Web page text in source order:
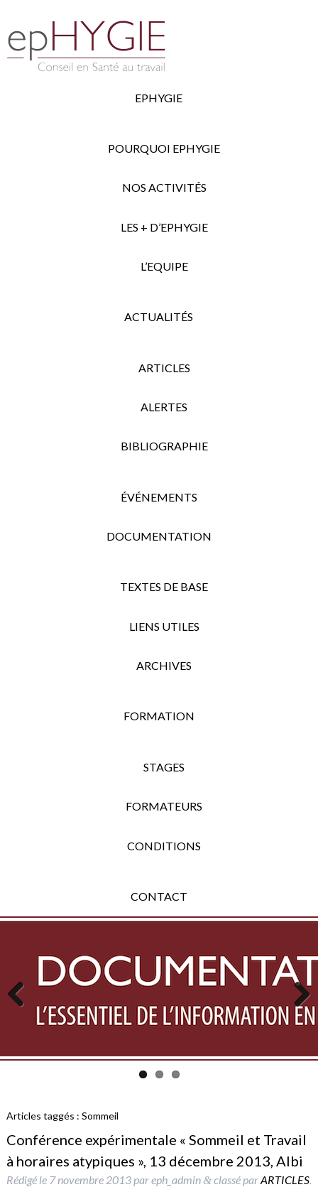
EPHYGIE
POURQUOI EPHYGIE
NOS ACTIVITÉS
LES + D’EPHYGIE
L’EQUIPE
ACTUALITÉS
ARTICLES
ALERTES
BIBLIOGRAPHIE
ÉVÉNEMENTS
DOCUMENTATION
TEXTES DE BASE
LIENS UTILES
ARCHIVES
FORMATION
STAGES
FORMATEURS
CONDITIONS
CONTACT
Previous Next
Articles taggés : Sommeil
Conférence expérimentale « Sommeil et Travail
à horaires atypiques », 13 décembre 2013, Albi
Rédigé le 7 novembre 2013pareph_admin &classé parARTICLES.